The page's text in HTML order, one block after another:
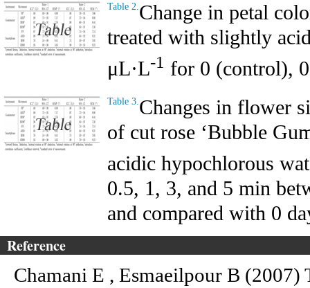
Table 2.Change in petal
treated with slightly
μL·L-1 for 0 (control),
Table 3.Changes in flower
of cut rose ‘Bubble
acidic hypochlorous
0.5, 1, 3, and 5 min
and compared with 0
Reference
Chamani E , Esmaeilpour B (2007)